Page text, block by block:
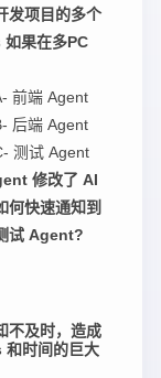
发项目的多个
果在多PC
前端 Agent
后端 Agent
测试 Agent
修改了 AI
何快速通知到
试 Agent?
不及时，造成
时间的巨大